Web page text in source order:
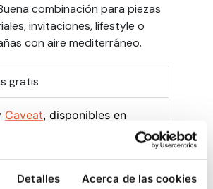
Detalles Acerca de las cookies
combinación para piezas
invitaciones, lifestyle o
con aire mediterráneo.
gratis
Caveat, disponibles en
: aire retro, fresco y